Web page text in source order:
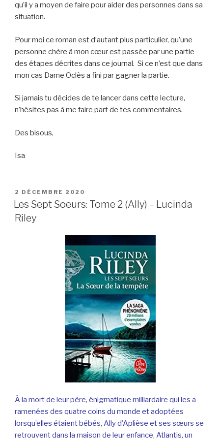
qu’il y a moyen de faire pour aider des personnes dans sa
situation.
Pour moi ce roman est d’autant plus particulier, qu’une
personne chère à mon cœur est passée par une partie
des étapes décrites dans ce journal. Si ce n’est que dans
mon cas Dame Oclès a fini par gagner la partie.
Si jamais tu décides de te lancer dans cette lecture,
n’hésites pas à me faire part de tes commentaires.
Des bisous,
Isa
PUBLIÉ
LE
2 DÉCEMBRE 2020
Les Sept Soeurs: Tome 2 (Ally) – Lucinda
Riley
À la mort de leur père, énigmatique milliardaire qui les a
ramenées des quatre coins du monde et adoptées
lorsqu’elles étaient bébés, Ally d’Aplièse et ses sœurs se
retrouvent dans la maison de leur enfance, Atlantis, un